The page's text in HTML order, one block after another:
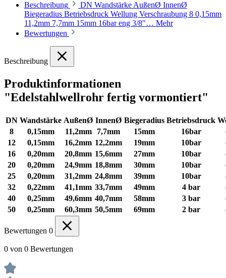
Beschreibung
DN Wandstärke AußenØ InnenØ
Biegeradius Betriebsdruck Wellung Verschraubung 8 0,15mm
11,2mm 7,7mm 15mm 16bar eng 3/8"… Mehr
Bewertungen
Beschreibung
Produktinformationen
"Edelstahlwellrohr fertig vormontiert"
DN Wandstärke AußenØ InnenØ Biegeradius Betriebsdruck
8
0,15mm 11,2mm 7,7mm 15mm 16bar
12
0,15mm 16,2mm 12,2mm 19mm 10bar
16
0,20mm 20,8mm 15,6mm 27mm 10bar
20
0,20mm 24,9mm 18,8mm 30mm 10bar
25
0,20mm 31,2mm 24,8mm 39mm 10bar
32
0,22mm 41,1mm 33,7mm 49mm 4 bar
40
0,25mm 49,6mm 40,7mm 58mm 3 bar
50
0,25mm 60,3mm 50,5mm 69mm 2 bar
Bewertungen 0
0 von 0 Bewertungen